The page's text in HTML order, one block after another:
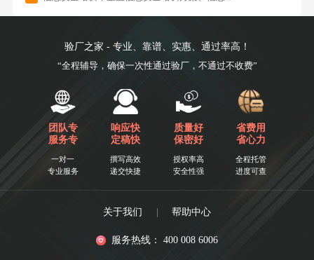
验厂之家 - 专业、靠谱、实惠、通过率高！
“全程辅导，确保一次性通过验厂，不通过不收费”
团队专
服务专
一对一
专业服务
响应快
定稿快
撰写高效
递交快捷
质量好
保密好
授权率高
安全性强
省费用
省心力
全程托管
进度可查
关于我们 | 帮助中心
服务热线： 400 008 6006